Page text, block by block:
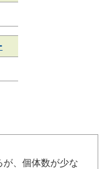
が、個体数が少な